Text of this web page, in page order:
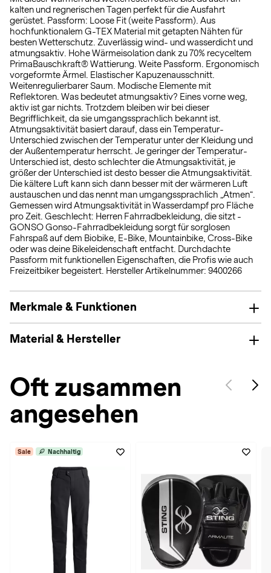
kalten und regnerischen Tagen perfekt für die Ausfahrt
gerüstet. Passform: Loose Fit (weite Passform). Aus
hochfunktionalem G-TEX Material mit getapten Nähten für
besten Wetterschutz. Zuverlässig wind- und wasserdicht und
atmungsaktiv. Hohe Wärmeisolation dank zu 70% recyceltem
PrimaBauschkraft® Wattierung. Weite Passform. Ergonomisch
vorgeformte Ärmel. Elastischer Kapuzenausschnitt.
Weitenregulierbarer Saum. Modische Elemente mit
Reflektoren. Was bedeutet atmungsaktiv? Eines vorne weg,
aktiv ist gar nichts. Trotzdem bleiben wir bei dieser
Begrifflichkeit, da sie umgangssprachlich bekannt ist.
Atmungsaktivität basiert darauf, dass ein Temperatur-
Unterschied zwischen der Temperatur unter der Kleidung und
der Außentemperatur herrscht. Je geringer der Temperatur-
Unterschied ist, desto schlechter die Atmungsaktivität, je
größer der Unterschied ist desto besser die Atmungsaktivität.
Die kältere Luft kann sich dann besser mit der wärmeren Luft
austauschen und das nennt man umgangssprachlich „Atmen“.
Gemessen wird Atmungsaktivität in Wasserdampf pro Fläche
pro Zeit. Geschlecht: Herren Fahrradbekleidung, die sitzt -
GONSO Gonso-Fahrradbekleidung sorgt für sorglosen
Fahrspaß auf dem Biobike, E-Bike, Mountainbike, Cross-Bike
oder was deine Bikeleidenschaft entfacht. Durchdachte
Passform mit funktionellen Eigenschaften, die Profis wie auch
Freizeitbiker begeistert. Hersteller Artikelnummer: 9400266
Merkmale & Funktionen
Material & Hersteller
Oft zusammen
angesehen
Sale Nachhaltig